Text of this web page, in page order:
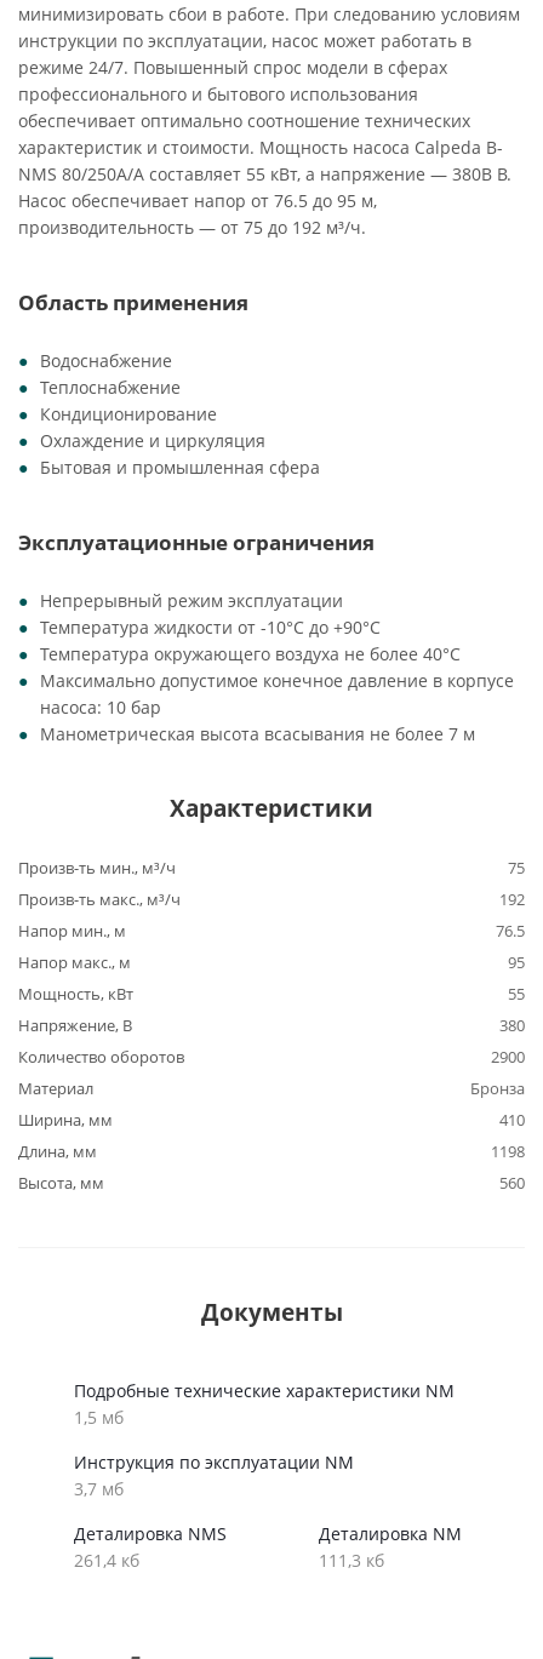
минимизировать сбои в работе. При следованию условиям
инструкции по эксплуатации, насос может работать в
режиме 24/7. Повышенный спрос модели в сферах
профессионального и бытового использования
обеспечивает оптимально соотношение технических
характеристик и стоимости. Мощность насоса Calpeda B-
NMS 80/250A/A составляет 55 кВт, а напряжение — 380В В.
Насос обеспечивает напор от 76.5 до 95 м,
производительность — от 75 до 192 м³/ч.
Область применения
Водоснабжение
Теплоснабжение
Кондиционирование
Охлаждение и циркуляция
Бытовая и промышленная сфера
Эксплуатационные ограничения
Непрерывный режим эксплуатации
Температура жидкости от -10°C до +90°C
Температура окружающего воздуха не более 40°C
Максимально допустимое конечное давление в корпусе
насоса: 10 бар
Манометрическая высота всасывания не более 7 м
Характеристики
Произв-ть мин., м³/ч
75
Произв-ть макс., м³/ч
192
Напор мин., м
76.5
Напор макс., м
95
Мощность, кВт
55
Напряжение, В
380
Количество оборотов
2900
Материал
Бронза
Ширина, мм
410
Длина, мм
1198
Высота, мм
560
Документы
Подробные технические характеристики NM
1,5 мб
Инструкция по эксплуатации NM
3,7 мб
Деталировка NMS
261,4 кб
Деталировка NM
111,3 кб